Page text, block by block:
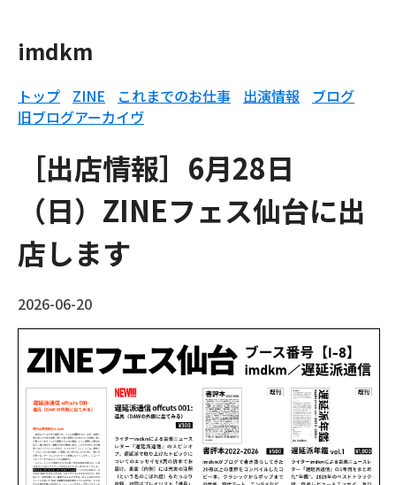
imdkm
トップ ZINE これまでのお仕事 出演情報
ブログ
旧ブログアーカイヴ
［出店情報］6月28日
（日）ZINEフェス仙台に出
店します
2026-06-20